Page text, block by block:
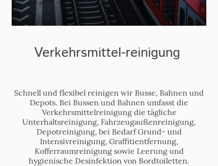
Verkehrsmittel-reinigung
Schnell und flexibel reinigen wir Busse, Bahnen und
Depots. Bei Bussen und Bahnen umfasst die
Verkehrsmittelreinigung die tägliche
Unterhaltsreinigung, Fahrzeugaußenreinigung,
Depotreinigung, bei Bedarf Grund- und
Intensivreinigung, Graffitientfernung,
Kofferraumreinigung sowie Leerung und
hygienische Desinfektion von Bordtoiletten.